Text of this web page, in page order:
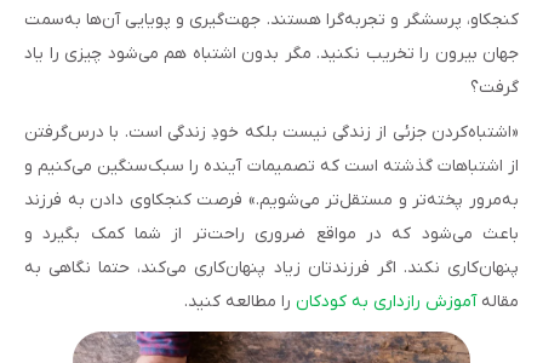
کنجکاو، پرسشگر و تجربه‌گرا هستند. جهت‌گیری و پویایی‌ آن‌ها به‌سمت
جهان بیرون را تخریب نکنید. مگر بدون اشتباه هم می‌شود چیزی را یاد
گرفت؟
«اشتباه‌کردن جزئی از زندگی نیست بلکه خودِ زندگی است. با درس‌گرفتن
از اشتباهات گذشته‌ است که تصمیمات آینده را سبک‌سنگین می‌کنیم و
به‌مرور پخته‌تر و مستقل‌تر می‌شویم.» فرصت کنجکاوی دادن به فرزند
باعث می‌شود که در مواقع ضروری راحت‌تر از شما کمک بگیرد و
پنهان‌کاری نکند. اگر فرزندتان زیاد پنهان‌کاری می‌کند، حتما نگاهی به
مقالهآموزش رازداری به کودکان را مطالعه کنید.